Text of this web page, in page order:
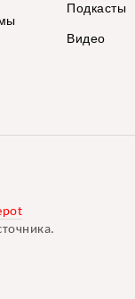
Подкасты
Видео